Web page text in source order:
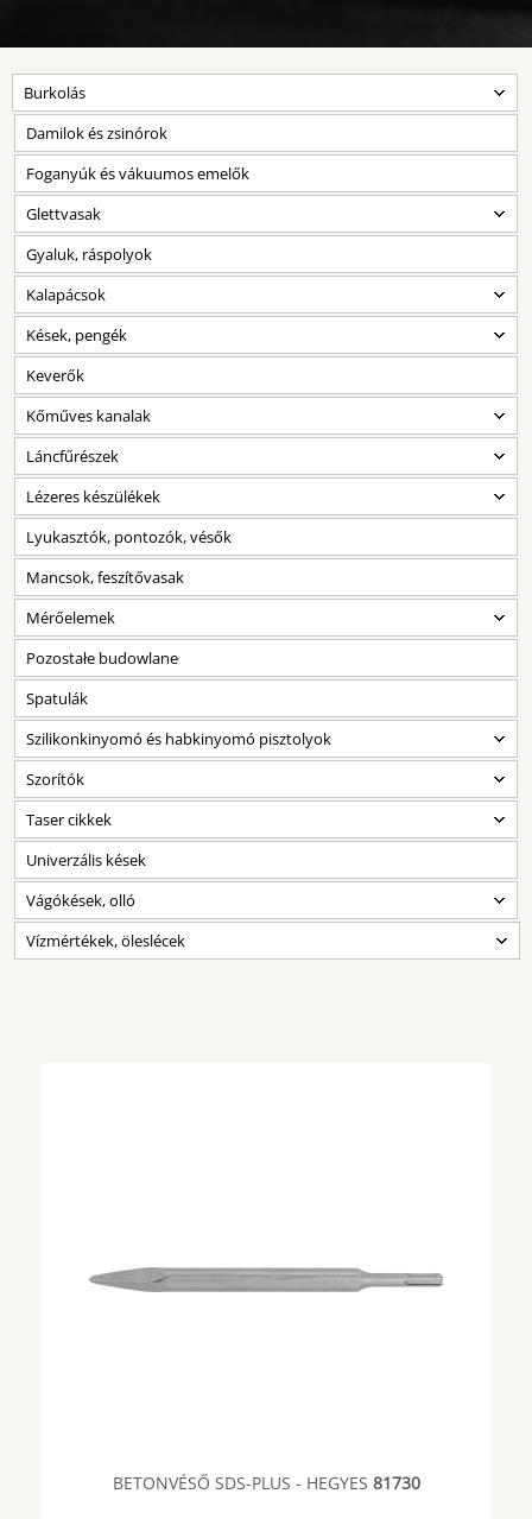
Burkolás
Damilok és zsinórok
Foganyúk és vákuumos emelők
Glettvasak
Gyaluk, ráspolyok
Kalapácsok
Kések, pengék
Keverők
Kőműves kanalak
Láncfűrészek
Lézeres készülékek
Lyukasztók, pontozók, vésők
Mancsok, feszítővasak
Mérőelemek
Pozostałe budowlane
Spatulák
Szilikonkinyomó és habkinyomó pisztolyok
Szorítók
Taser cikkek
Univerzális kések
Vágókések, olló
Vízmértékek, öleslécek
BETONVÉSŐ SDS-PLUS - HEGYES 81730